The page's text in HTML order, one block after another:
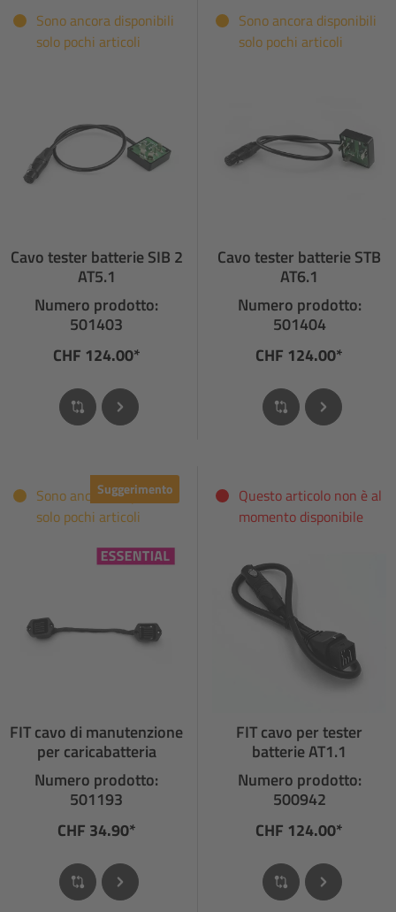
Sono ancora disponibili
solo pochi articoli
Cavo tester batterie SIB 2
AT5.1
Numero prodotto:
501403
CHF 124.00*
Sono ancora disponibili
solo pochi articoli
Cavo tester batterie STB
AT6.1
Numero prodotto:
501404
CHF 124.00*
Suggerimento
Sono ancora disponibili
solo pochi articoli
FIT cavo di manutenzione
per caricabatteria
Numero prodotto:
501193
CHF 34.90*
Questo articolo non è al
momento disponibile
FIT cavo per tester
batterie AT1.1
Numero prodotto:
500942
CHF 124.00*